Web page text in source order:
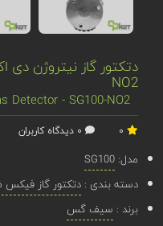
NO2
Detector - SG100-NO2
مدل:SG100
دسته بندی :دتکتور گاز فیکس
برند : سیف گس